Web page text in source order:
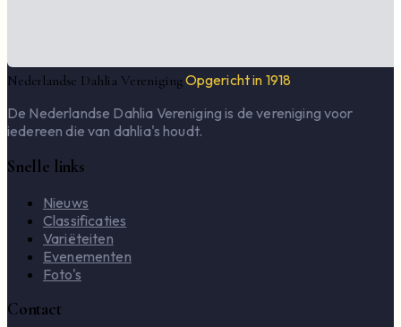
Nederlandse Dahlia VerenigingOpgericht in 1918
De Nederlandse Dahlia Vereniging is de vereniging voor
iedereen die van dahlia's houdt.
Snelle links
Nieuws
Classificaties
Variëteiten
Evenementen
Foto's
Contact